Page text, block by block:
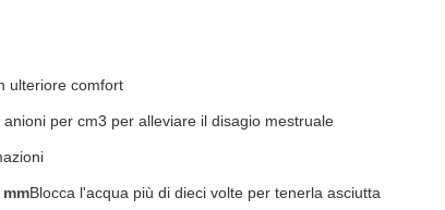
ulteriore comfort
per cm3 per alleviare il disagio mestruale
Blocca l'acqua più di dieci volte per tenerla asciutta